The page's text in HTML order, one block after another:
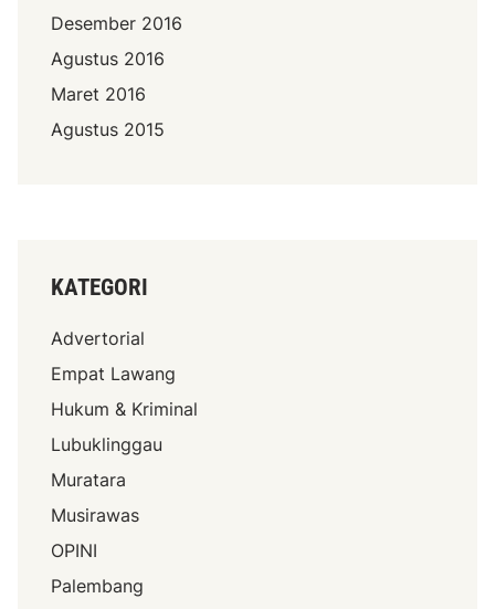
Desember 2016
Agustus 2016
Maret 2016
Agustus 2015
KATEGORI
Advertorial
Empat Lawang
Hukum & Kriminal
Lubuklinggau
Muratara
Musirawas
OPINI
Palembang